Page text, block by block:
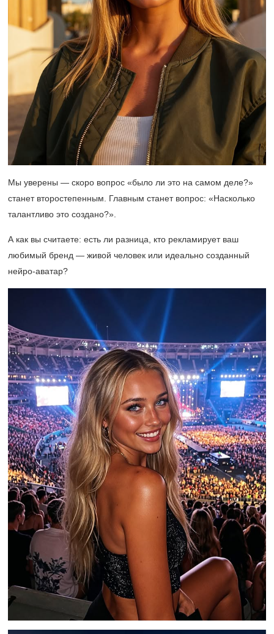
Мы уверены — скоро вопрос «было ли это на самом деле?»
станет второстепенным. Главным станет вопрос: «Насколько
талантливо это создано?».
А как вы считаете: есть ли разница, кто рекламирует ваш
любимый бренд — живой человек или идеально созданный
нейро-аватар?